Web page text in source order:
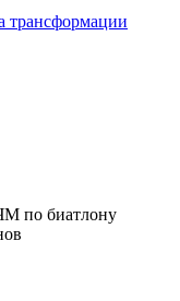
трансформации
по биатлону